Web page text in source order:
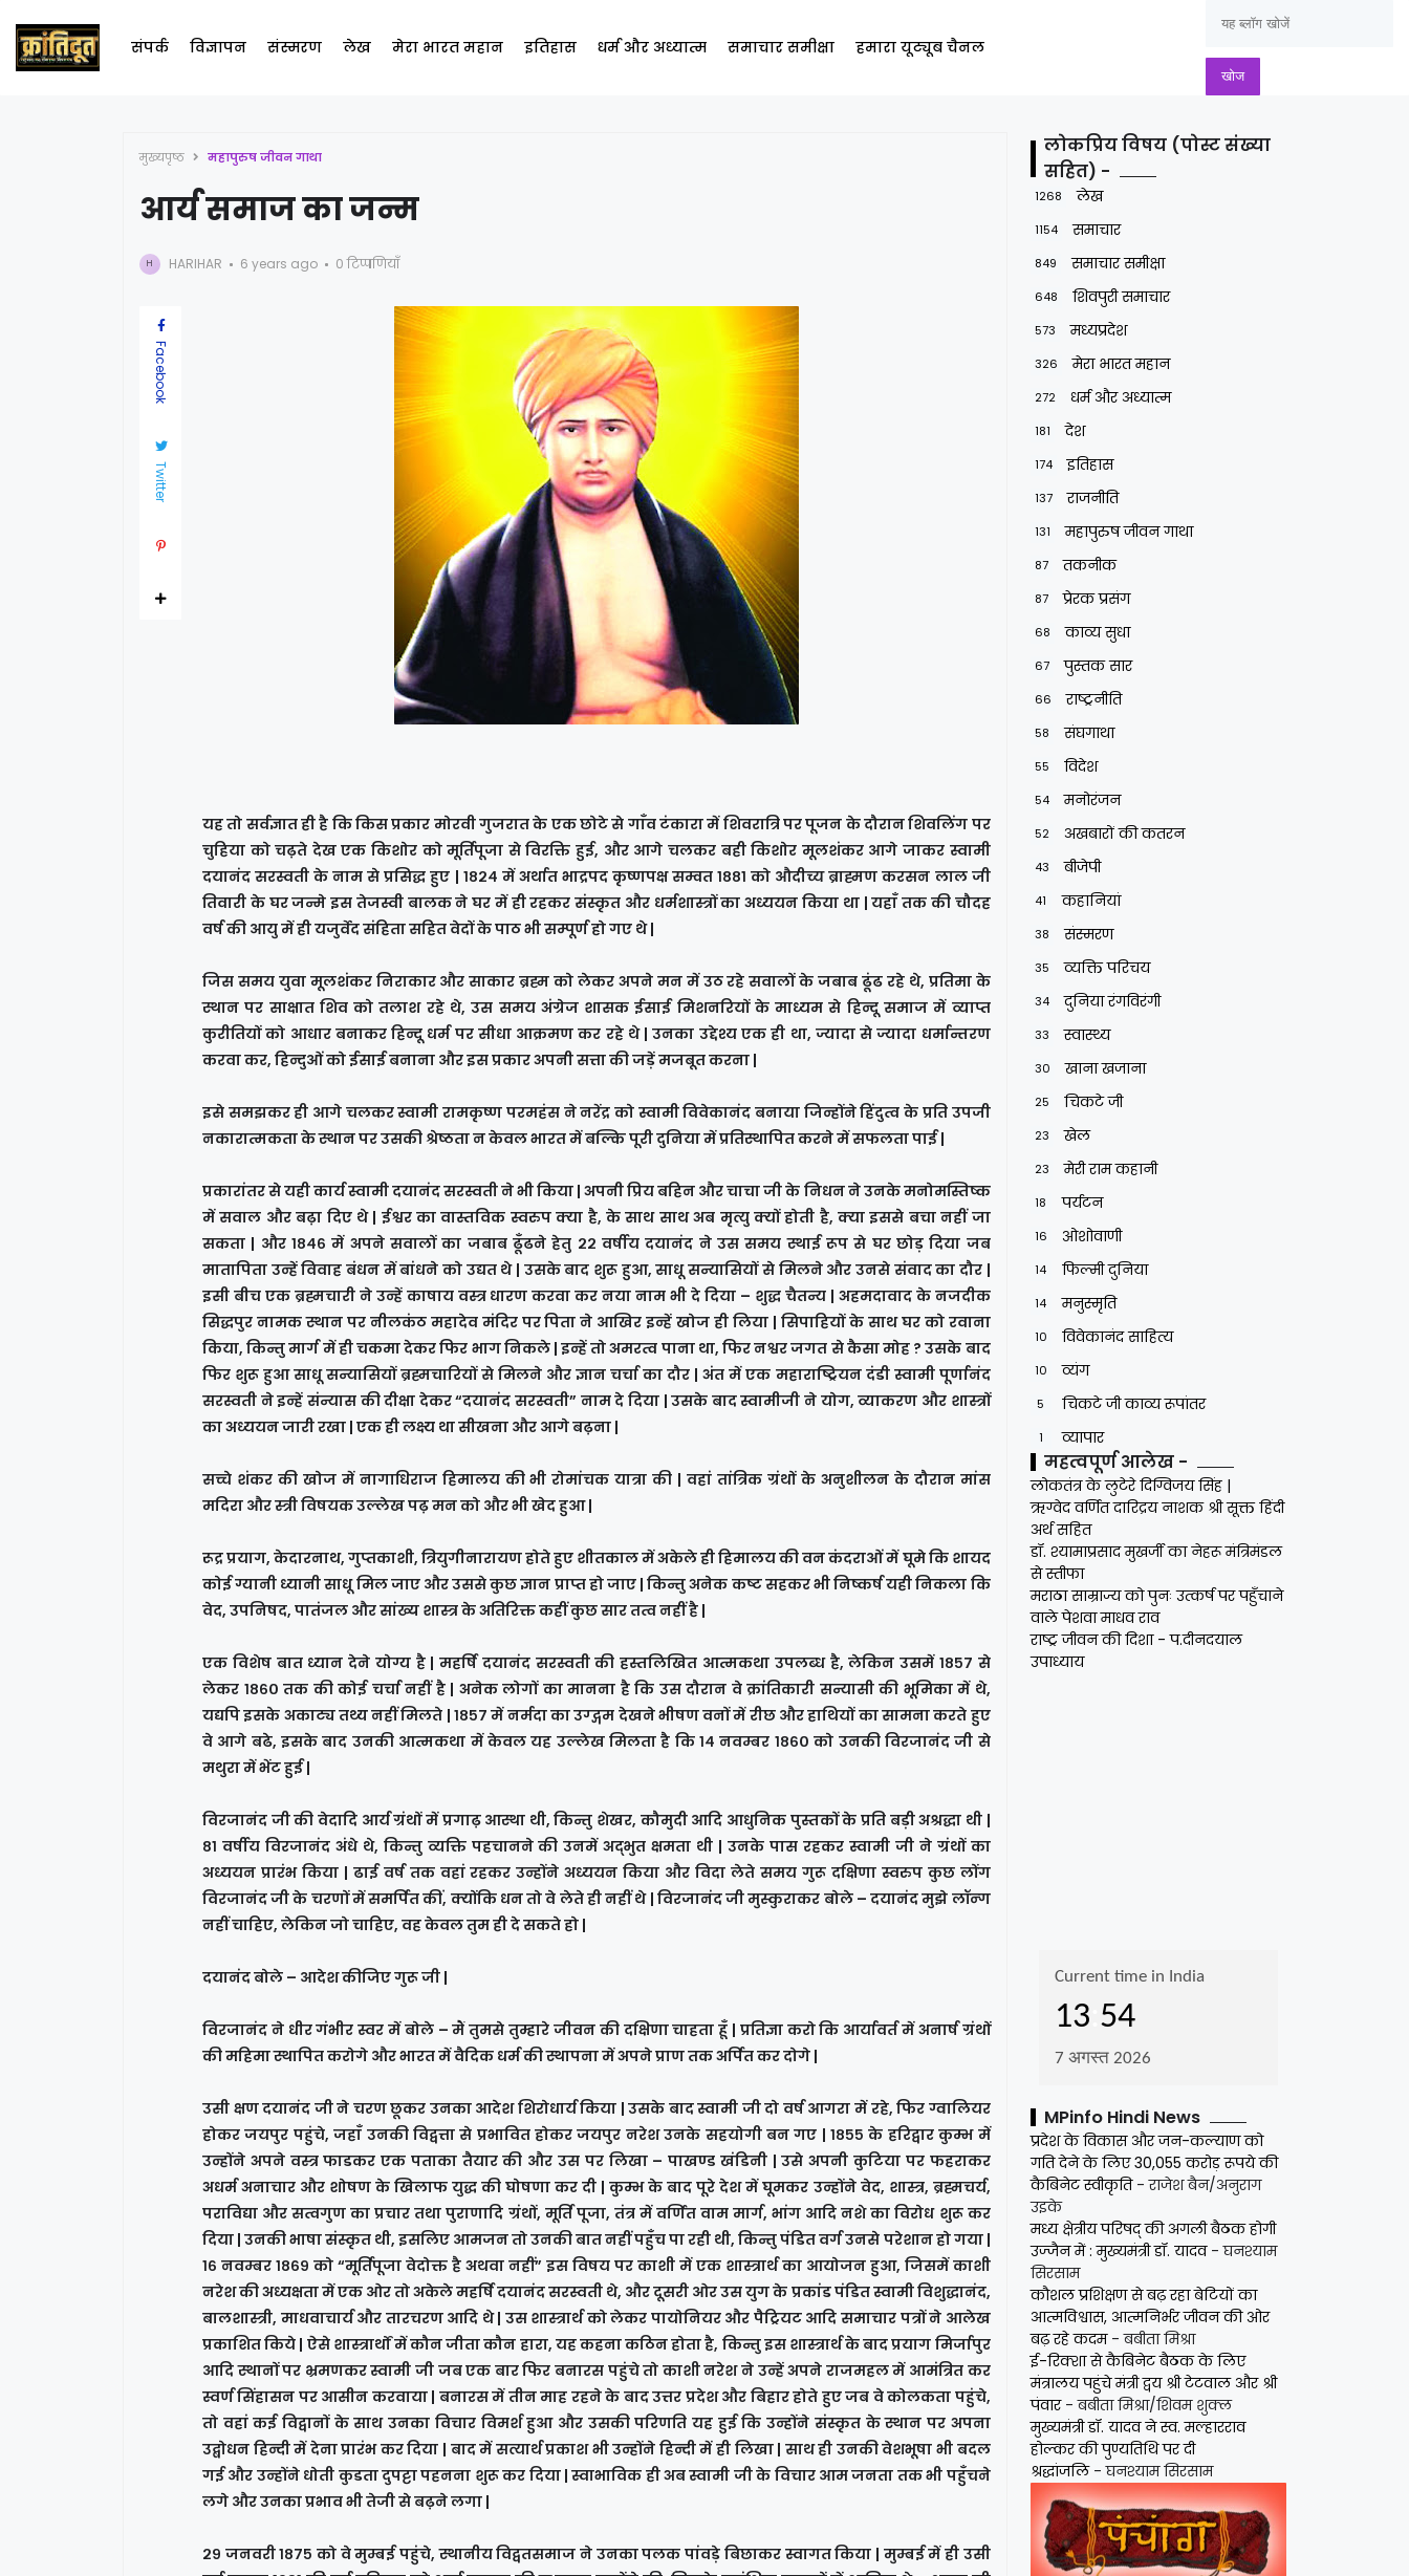
संपर्क विज्ञापन संस्मरण लेख मेरा भारत महान इतिहास धर्म और अध्यात्म समाचार समीक्षा हमारा यूट्यूब चैनल
मुख्यपृष्ठ महापुरुष जीवन गाथा
आर्य समाज का जन्म
H HARIHAR 6 years ago 0 टिप्पणियाँ
यह तो सर्वज्ञात ही है कि किस प्रकार मोरवी गुजरात के एक छोटे से गाँव टंकारा में शिवरात्रि पर पूजन के दौरान शिवलिंग पर
चुहिया को चढ़ते देख एक किशोर को मूर्तिपूजा से विरक्ति हुई, और आगे चलकर बही किशोर मूलशंकर आगे जाकर स्वामी
दयानंद सरस्वती के नाम से प्रसिद्ध हुए | १८२४ में अर्थात भाद्रपद कृष्णपक्ष सम्वत १८८१ को औदीच्य ब्राह्मण करसन लाल जी
तिवारी के घर जन्मे इस तेजस्वी बालक ने घर में ही रहकर संस्कृत और धर्मशास्त्रों का अध्ययन किया था | यहाँ तक की चौदह
वर्ष की आयु में ही यजुर्वेद संहिता सहित वेदों के पाठ भी सम्पूर्ण हो गए थे |
जिस समय युवा मूलशंकर निराकार और साकार ब्रह्म को लेकर अपने मन में उठ रहे सवालों के जबाब ढूंढ रहे थे, प्रतिमा के
स्थान पर साक्षात शिव को तलाश रहे थे, उस समय अंग्रेज शासक ईसाई मिशनरियों के माध्यम से हिन्दू समाज में व्याप्त
कुरीतियों को आधार बनाकर हिन्दू धर्म पर सीधा आक्रमण कर रहे थे | उनका उद्देश्य एक ही था, ज्यादा से ज्यादा धर्मान्तरण
करवा कर, हिन्दुओं को ईसाई बनाना और इस प्रकार अपनी सत्ता की जड़ें मजबूत करना |
इसे समझकर ही आगे चलकर स्वामी रामकृष्ण परमहंस ने नरेंद्र को स्वामी विवेकानंद बनाया जिन्होंने हिंदुत्व के प्रति उपजी
नकारात्मकता के स्थान पर उसकी श्रेष्ठता न केवल भारत में बल्कि पूरी दुनिया में प्रतिस्थापित करने में सफलता पाई |
प्रकारांतर से यही कार्य स्वामी दयानंद सरस्वती ने भी किया | अपनी प्रिय बहिन और चाचा जी के निधन ने उनके मनोमस्तिष्क
में सवाल और बढ़ा दिए थे | ईश्वर का वास्तविक स्वरुप क्या है, के साथ साथ अब मृत्यु क्यों होती है, क्या इससे बचा नहीं जा
सकता | और १८४६ में अपने सवालों का जबाब ढूँढने हेतु २२ वर्षीय दयानंद ने उस समय स्थाई रूप से घर छोड़ दिया जब
मातापिता उन्हें विवाह बंधन में बांधने को उद्यत थे | उसके बाद शुरू हुआ, साधू सन्यासियों से मिलने और उनसे संवाद का दौर |
इसी बीच एक ब्रह्मचारी ने उन्हें काषाय वस्त्र धारण करवा कर नया नाम भी दे दिया – शुद्ध चैतन्य | अहमदावाद के नजदीक
सिद्धपुर नामक स्थान पर नीलकंठ महादेव मंदिर पर पिता ने आखिर इन्हें खोज ही लिया | सिपाहियों के साथ घर को रवाना
किया, किन्तु मार्ग में ही चकमा देकर फिर भाग निकले | इन्हें तो अमरत्व पाना था, फिर नश्वर जगत से कैसा मोह ? उसके बाद
फिर शुरू हुआ साधू सन्यासियों ब्रह्मचारियों से मिलने और ज्ञान चर्चा का दौर | अंत में एक महाराष्ट्रियन दंडी स्वामी पूर्णानंद
सरस्वती ने इन्हें संन्यास की दीक्षा देकर “दयानंद सरस्वती” नाम दे दिया | उसके बाद स्वामीजी ने योग, व्याकरण और शास्त्रों
का अध्ययन जारी रखा | एक ही लक्ष्य था सीखना और आगे बढ़ना |
सच्चे शंकर की खोज में नागाधिराज हिमालय की भी रोमांचक यात्रा की | वहां तांत्रिक ग्रंथों के अनुशीलन के दौरान मांस
मदिरा और स्त्री विषयक उल्लेख पढ़ मन को और भी खेद हुआ |
रूद्र प्रयाग, केदारनाथ, गुप्तकाशी, त्रियुगीनारायण होते हुए शीतकाल में अकेले ही हिमालय की वन कंदराओं में घूमे कि शायद
कोई ग्यानी ध्यानी साधू मिल जाए और उससे कुछ ज्ञान प्राप्त हो जाए | किन्तु अनेक कष्ट सहकर भी निष्कर्ष यही निकला कि
वेद, उपनिषद, पातंजल और सांख्य शास्त्र के अतिरिक्त कहीं कुछ सार तत्व नहीं है |
एक विशेष बात ध्यान देने योग्य है | महर्षि दयानंद सरस्वती की हस्तलिखित आत्मकथा उपलब्ध है, लेकिन उसमें १८५७ से
लेकर १८६० तक की कोई चर्चा नहीं है | अनेक लोगों का मानना है कि उस दौरान वे क्रांतिकारी सन्यासी की भूमिका में थे,
यद्यपि इसके अकाट्य तथ्य नहीं मिलते | १८५७ में नर्मदा का उग्द्गम देखने भीषण वनों में रीछ और हाथियों का सामना करते हुए
वे आगे बढे, इसके बाद उनकी आत्मकथा में केवल यह उल्लेख मिलता है कि १४ नवम्बर १८६० को उनकी विरजानंद जी से
मथुरा में भेंट हुई |
विरजानंद जी की वेदादि आर्य ग्रंथों में प्रगाढ़ आस्था थी, किन्तु शेखर, कौमुदी आदि आधुनिक पुस्तकों के प्रति बड़ी अश्रद्धा थी |
८१ वर्षीय विरजानंद अंधे थे, किन्तु व्यक्ति पहचानने की उनमें अद्भुत क्षमता थी | उनके पास रहकर स्वामी जी ने ग्रंथों का
अध्ययन प्रारंभ किया | ढाई वर्ष तक वहां रहकर उन्होंने अध्ययन किया और विदा लेते समय गुरू दक्षिणा स्वरुप कुछ लोंग
विरजानंद जी के चरणों में समर्पित कीं, क्योंकि धन तो वे लेते ही नहीं थे | विरजानंद जी मुस्कुराकर बोले – दयानंद मुझे लॉन्ग
नहीं चाहिए, लेकिन जो चाहिए, वह केवल तुम ही दे सकते हो |
दयानंद बोले – आदेश कीजिए गुरू जी |
विरजानंद ने धीर गंभीर स्वर में बोले – मैं तुमसे तुम्हारे जीवन की दक्षिणा चाहता हूँ | प्रतिज्ञा करो कि आर्यावर्त में अनार्ष ग्रंथों
की महिमा स्थापित करोगे और भारत में वैदिक धर्म की स्थापना में अपने प्राण तक अर्पित कर दोगे |
उसी क्षण दयानंद जी ने चरण छूकर उनका आदेश शिरोधार्य किया | उसके बाद स्वामी जी दो वर्ष आगरा में रहे, फिर ग्वालियर
होकर जयपुर पहुंचे, जहाँ उनकी विद्वत्ता से प्रभावित होकर जयपुर नरेश उनके सहयोगी बन गए | १८५५ के हरिद्वार कुम्भ में
उन्होंने अपने वस्त्र फाडकर एक पताका तैयार की और उस पर लिखा – पाखण्ड खंडिनी | उसे अपनी कुटिया पर फहराकर
अधर्म अनाचार और शोषण के खिलाफ युद्ध की घोषणा कर दी | कुम्भ के बाद पूरे देश में घूमकर उन्होंने वेद, शास्त्र, ब्रह्मचर्य,
पराविद्या और सत्वगुण का प्रचार तथा पुराणादि ग्रंथों, मूर्ति पूजा, तंत्र में वर्णित वाम मार्ग, भांग आदि नशे का विरोध शुरू कर
दिया | उनकी भाषा संस्कृत थी, इसलिए आमजन तो उनकी बात नहीं पहुँच पा रही थी, किन्तु पंडित वर्ग उनसे परेशान हो गया |
१६ नवम्बर १८६९ को “मूर्तिपूजा वेदोक्त है अथवा नहीं” इस विषय पर काशी में एक शास्त्रार्थ का आयोजन हुआ, जिसमें काशी
नरेश की अध्यक्षता में एक ओर तो अकेले महर्षि दयानंद सरस्वती थे, और दूसरी ओर उस युग के प्रकांड पंडित स्वामी विशुद्धानंद,
बालशास्त्री, माधवाचार्य और तारचरण आदि थे | उस शास्त्रार्थ को लेकर पायोनियर और पैट्रियट आदि समाचार पत्रों ने आलेख
प्रकाशित किये | ऐसे शास्त्रार्थों में कौन जीता कौन हारा, यह कहना कठिन होता है, किन्तु इस शास्त्रार्थ के बाद प्रयाग मिर्जापुर
आदि स्थानों पर भ्रमणकर स्वामी जी जब एक बार फिर बनारस पहुंचे तो काशी नरेश ने उन्हें अपने राजमहल में आमंत्रित कर
स्वर्ण सिंहासन पर आसीन करवाया | बनारस में तीन माह रहने के बाद उत्तर प्रदेश और बिहार होते हुए जब वे कोलकता पहुंचे,
तो वहां कई विद्वानों के साथ उनका विचार विमर्श हुआ और उसकी परिणति यह हुई कि उन्होंने संस्कृत के स्थान पर अपना
उद्बोधन हिन्दी में देना प्रारंभ कर दिया | बाद में सत्यार्थ प्रकाश भी उन्होंने हिन्दी में ही लिखा | साथ ही उनकी वेशभूषा भी बदल
गई और उन्होंने धोती कुडता दुपट्टा पहनना शुरू कर दिया | स्वाभाविक ही अब स्वामी जी के विचार आम जनता तक भी पहुँचने
लगे और उनका प्रभाव भी तेजी से बढ़ने लगा |
२९ जनवरी १८७५ को वे मुम्बई पहुंचे, स्थानीय विद्वतसमाज ने उनका पलक पांवड़े बिछाकर स्वागत किया | मुम्बई में ही उसी
Facebook
Twitter
लोकप्रिय विषय (पोस्ट संख्या
सहित) -
1268 लेख
1154 समाचार
849 समाचार समीक्षा
648 शिवपुरी समाचार
573 मध्यप्रदेश
326 मेरा भारत महान
272 धर्म और अध्यात्म
181 देश
174 इतिहास
137 राजनीति
131 महापुरुष जीवन गाथा
87 तकनीक
87 प्रेरक प्रसंग
68 काव्य सुधा
67 पुस्तक सार
66 राष्ट्रनीति
58 संघगाथा
55 विदेश
54 मनोरंजन
52 अखबारों की कतरन
43 बीजेपी
41 कहानियां
38 संस्मरण
35 व्यक्ति परिचय
34 दुनिया रंगविरंगी
33 स्वास्थ्य
30 खाना खजाना
25 चिकटे जी
23 खेल
23 मेरी राम कहानी
18 पर्यटन
16 ओशोवाणी
14 फिल्मी दुनिया
14 मनुस्मृति
10 विवेकानंद साहित्य
10 व्यंग
5 चिकटे जी काव्य रूपांतर
1 व्यापार
महत्वपूर्ण आलेख -
लोकतंत्र के लुटेरे दिग्विजय सिंह |
ऋग्वेद वर्णित दारिद्रय नाशक श्री सूक्त हिंदी
अर्थ सहित
डॉ. श्यामाप्रसाद मुखर्जी का नेहरू मंत्रिमंडल
से स्तीफा
मराठा साम्राज्य को पुनः उत्कर्ष पर पहुँचाने
वाले पेशवा माधव राव
राष्ट्र जीवन की दिशा - प.दीनदयाल
उपाध्याय
MPinfo Hindi News
प्रदेश के विकास और जन-कल्याण को
गति देने के लिए 30,055 करोड़ रूपये की
कैबिनेट स्वीकृति- राजेश बैन/अनुराग
उइके
मध्य क्षेत्रीय परिषद् की अगली बैठक होगी
उज्जैन में : मुख्यमंत्री डॉ. यादव- घनश्याम
सिरसाम
कौशल प्रशिक्षण से बढ़ रहा बेटियों का
आत्मविश्वास, आत्मनिर्भर जीवन की ओर
बढ़ रहे कदम- बबीता मिश्रा
ई-रिक्शा से कैबिनेट बैठक के लिए
मंत्रालय पहुंचे मंत्री द्वय श्री टेटवाल और श्री
पंवार- बबीता मिश्रा/शिवम शुक्ल
मुख्यमंत्री डॉ. यादव ने स्व. मल्हारराव
होल्कर की पुण्यतिथि पर दी
श्रद्धांजलि- घनश्याम सिरसाम